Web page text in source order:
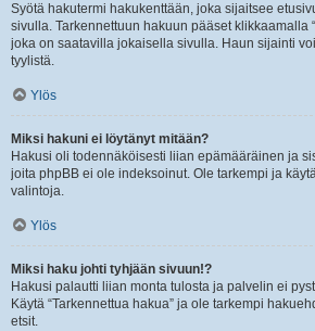
Syötä hakutermi hakukenttään, joka sijaitsee
sivulla. Tarkennettuun hakuun pääset klikkaamalla
joka on saatavilla jokaisella sivulla. Haun sijainti
tyylistä.
Ylös
Miksi hakuni ei löytänyt mitään?
Hakusi oli todennäköisesti liian epämääräinen ja
joita phpBB ei ole indeksoinut. Ole tarkempi ja
valintoja.
Ylös
Miksi haku johti tyhjään sivuun!?
Hakusi palautti liian monta tulosta ja palvelin ei
Käytä “Tarkennettua hakua” ja ole tarkempi
etsit.